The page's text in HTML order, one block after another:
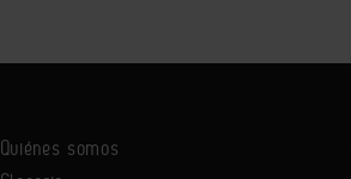
Quiénes somos